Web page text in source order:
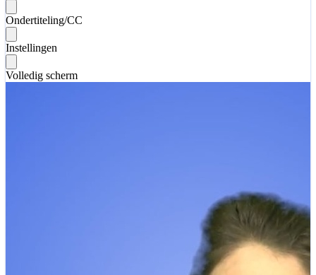
Ondertiteling/CC
Instellingen
Volledig scherm